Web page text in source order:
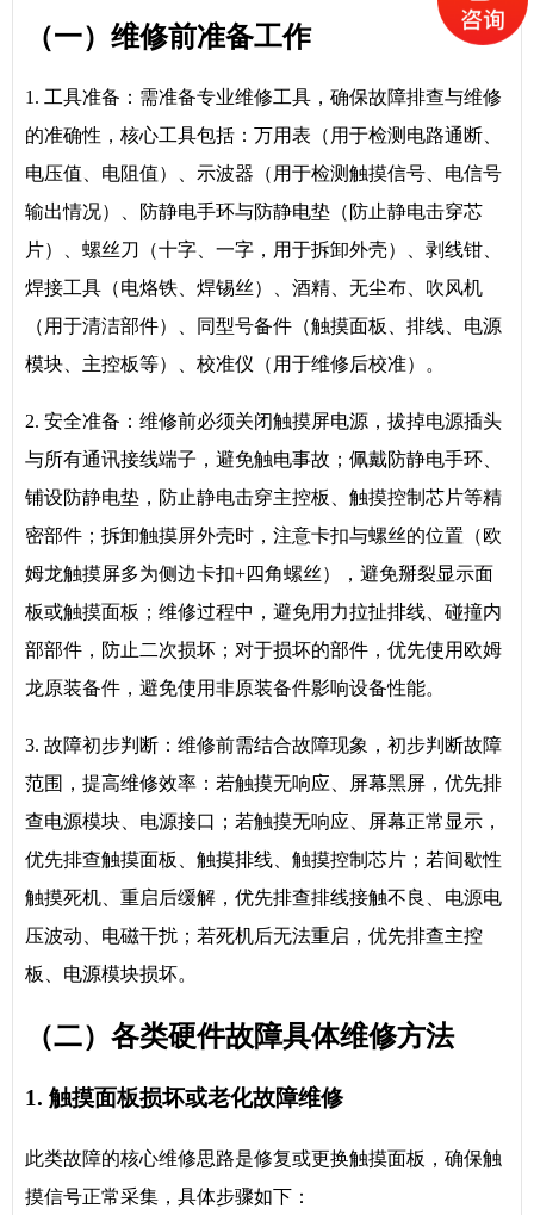
（一）维修前准备工作
1. 工具准备：需准备专业维修工具，确保故障排查与维修
的准确性，核心工具包括：万用表（用于检测电路通断、
电压值、电阻值）、示波器（用于检测触摸信号、电信号
输出情况）、防静电手环与防静电垫（防止静电击穿芯
片）、螺丝刀（十字、一字，用于拆卸外壳）、剥线钳、
焊接工具（电烙铁、焊锡丝）、酒精、无尘布、吹风机
（用于清洁部件）、同型号备件（触摸面板、排线、电源
模块、主控板等）、校准仪（用于维修后校准）。
2. 安全准备：维修前必须关闭触摸屏电源，拔掉电源插头
与所有通讯接线端子，避免触电事故；佩戴防静电手环、
铺设防静电垫，防止静电击穿主控板、触摸控制芯片等精
密部件；拆卸触摸屏外壳时，注意卡扣与螺丝的位置（欧
姆龙触摸屏多为侧边卡扣+四角螺丝），避免掰裂显示面
板或触摸面板；维修过程中，避免用力拉扯排线、碰撞内
部部件，防止二次损坏；对于损坏的部件，优先使用欧姆
龙原装备件，避免使用非原装备件影响设备性能。
3. 故障初步判断：维修前需结合故障现象，初步判断故障
范围，提高维修效率：若触摸无响应、屏幕黑屏，优先排
查电源模块、电源接口；若触摸无响应、屏幕正常显示，
优先排查触摸面板、触摸排线、触摸控制芯片；若间歇性
触摸死机、重启后缓解，优先排查排线接触不良、电源电
压波动、电磁干扰；若死机后无法重启，优先排查主控
板、电源模块损坏。
（二）各类硬件故障具体维修方法
1. 触摸面板损坏或老化故障维修
此类故障的核心维修思路是修复或更换触摸面板，确保触
摸信号正常采集，具体步骤如下：